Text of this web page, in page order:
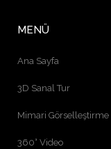
MENÜ
Ana Sayfa
3D Sanal Tur
Mimari Görselleştirme
360° Video